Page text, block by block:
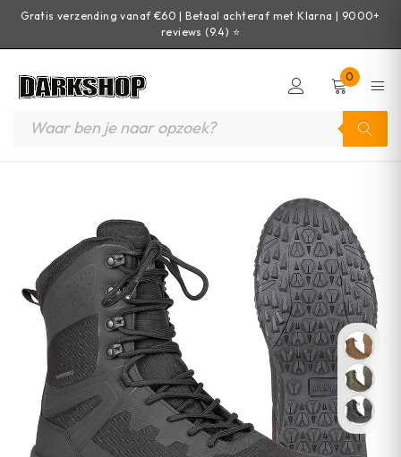
Gratis verzending vanaf €60 | Betaal achteraf met Klarna | 9000+
reviews (9.4) ⭐
0